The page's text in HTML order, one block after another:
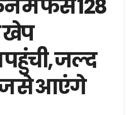
में फंसे 128
खेप
पहुंची, जल्द
से आएंगे